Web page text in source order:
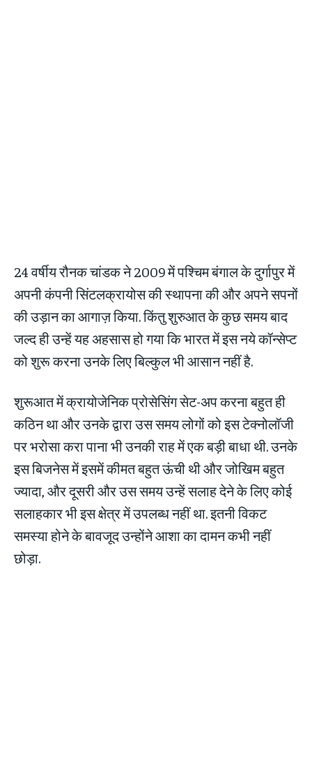
24 वर्षीय रौनक चांडक ने 2009 में पश्चिम बंगाल के दुर्गापुर में
अपनी कंपनी सिंटलक्रायोस की स्थापना की और अपने सपनों
की उड़ान का आगाज़ किया. किंतु शुरुआत के कुछ समय बाद
जल्द ही उन्हें यह अहसास हो गया कि भारत में इस नये कॉन्सेप्ट
को शुरू करना उनके लिए बिल्कुल भी आसान नहीं है.
शुरूआत में क्रायोजेनिक प्रोसेसिंग सेट-अप करना बहुत ही
कठिन था और उनके द्वारा उस समय लोगों को इस टेक्नोलॉजी
पर भरोसा करा पाना भी उनकी राह में एक बड़ी बाधा थी. उनके
इस बिजनेस में इसमें कीमत बहुत ऊंची थी और जोखिम बहुत
ज्यादा, और दूसरी और उस समय उन्हें सलाह देने के लिए कोई
सलाहकार भी इस क्षेत्र में उपलब्ध नहीं था. इतनी विकट
समस्या होने के बावजूद उन्होंने आशा का दामन कभी नहीं
छोड़ा.